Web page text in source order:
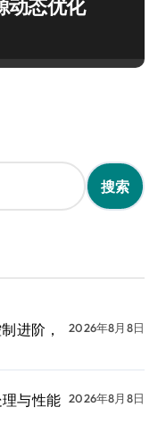
动态优化
进阶，
2026年8月8日
与性能 2026年8月8日